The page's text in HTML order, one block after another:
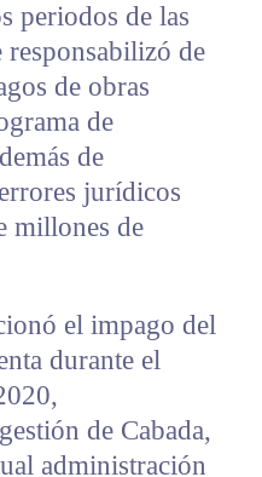
periodos de las
responsabilizó de
de obras
de
de
jurídicos
millones de
el impago del
durante el
de Cabada,
administración